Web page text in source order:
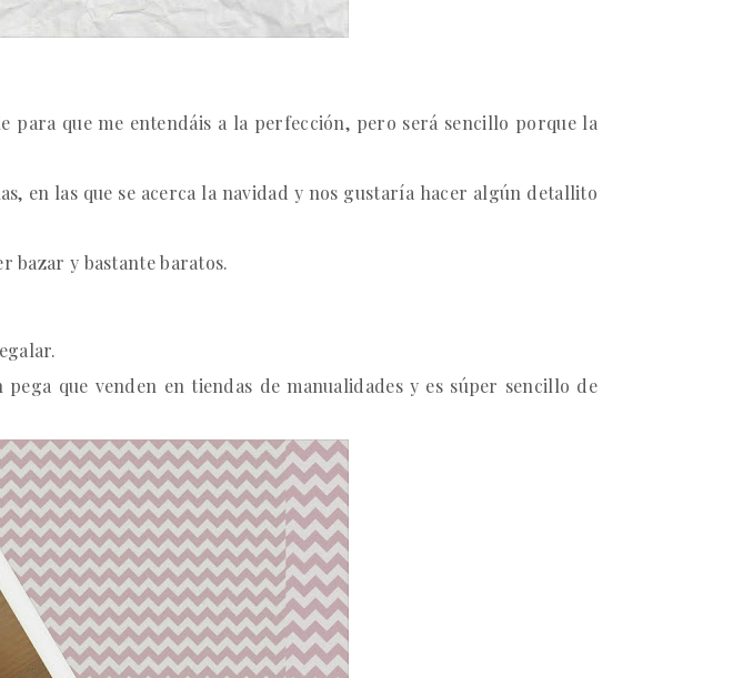
que me entendáis a la perfección, pero será sencillo porque la
en las que se acerca la navidad y nos gustaría hacer algún detallito
bazar y bastante baratos.
que venden en tiendas de manualidades y es súper sencillo de